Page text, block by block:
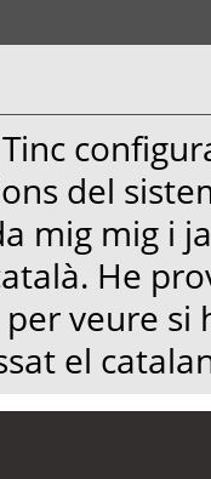
del
mig mig i
He
veure
el